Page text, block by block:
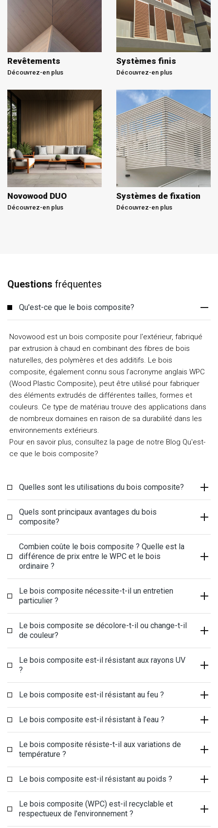
Revêtements
Découvrez-en plus
Systèmes finis
Découvrez-en plus
Novowood DUO
Découvrez-en plus
Systèmes de fixation
Découvrez-en plus
Questions fréquentes
Qu'est-ce que le bois composite?
Novowood est un bois composite pour l'extérieur, fabriqué
par extrusion à chaud en combinant des fibres de bois
naturelles, des polymères et des additifs. Le bois
composite, également connu sous l’acronyme anglais WPC
(Wood Plastic Composite), peut être utilisé pour fabriquer
des éléments extrudés de différentes tailles, formes et
couleurs. Ce type de matériau trouve des applications dans
de nombreux domaines en raison de sa durabilité dans les
environnements extérieurs.
Pour en savoir plus, consultez la page de notre Blog Qu'est-
ce que le bois composite?
Quelles sont les utilisations du bois composite?
Quels sont principaux avantages du bois
composite?
Combien coûte le bois composite ? Quelle est la
différence de prix entre le WPC et le bois
ordinaire ?
Le bois composite nécessite-t-il un entretien
particulier ?
Le bois composite se décolore-t-il ou change-t-il
de couleur?
Le bois composite est-il résistant aux rayons UV
?
Le bois composite est-il résistant au feu ?
Le bois composite est-il résistant à l’eau ?
Le bois composite résiste-t-il aux variations de
température ?
Le bois composite est-il résistant au poids ?
Le bois composite (WPC) est-il recyclable et
respectueux de l'environnement ?